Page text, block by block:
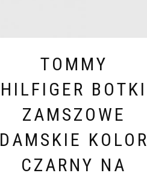
TOMMY
HILFIGER BOTKI
ZAMSZOWE
DAMSKIE KOLOR
CZARNY NA